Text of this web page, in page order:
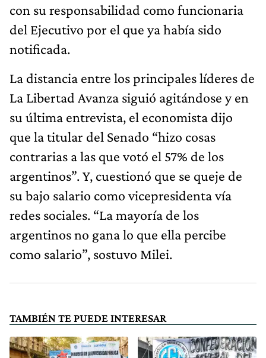
con su responsabilidad como funcionaria
del Ejecutivo por el que ya había sido
notificada.
La distancia entre los principales líderes de
La Libertad Avanza siguió agitándose y en
su última entrevista, el economista dijo
que la titular del Senado “hizo cosas
contrarias a las que votó el 57% de los
argentinos”. Y, cuestionó que se queje de
su bajo salario como vicepresidenta vía
redes sociales. “La mayoría de los
argentinos no gana lo que ella percibe
como salario”, sostuvo Milei.
TAMBIÉN TE PUEDE INTERESAR